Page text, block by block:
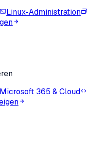
Linux-Administration
Microsoft 365 & Cloud